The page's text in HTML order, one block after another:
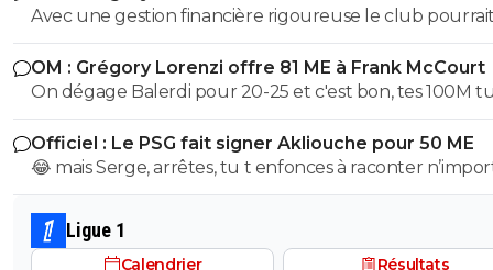
Avec une gestion financière rigoureuse le club
envisager une capitalisation supérieure au 1,2 milliards
comme base de négociation avec l’Arabie Saoudite!
OM : Grégory Lorenzi offre 81 ME à Frank McCourt
On dégage Balerdi pour 20-25 et c'est bon, tes 100M tu les
as. Faut quand-même virer kondogbia avec sa charrette et
ses 500K mensuels, ça ne sera pas une perte.. Du coup, on
pourra garder Aguerd, Hojberg weah, Emerson, Paixao et
Gouiri, ce qui fait 1 joueur expérimenté par poste. Si Lorenzi
nous fait un recrutement malin , on pourrait faire une
potable.
Officiel : Le PSG fait signer Akliouche pour 50 ME
😂 mais Serge, arrêtes, tu t enfonces à raconter
quoi, tu supposes de la merde, ça fait un peu plus de 2
que Paris suit akliouche et c est pour ça qu il ne
Paris après Monaco. Paris le prend cet été car il était
Ligue 1
Calendrier Résultats